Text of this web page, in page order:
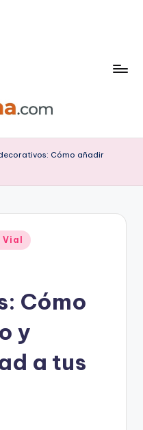
Cómo añadir
Cómo
y
a tus